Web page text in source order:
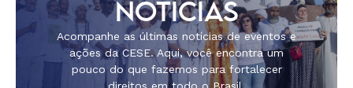
NOTÍCIAS
Acompanhe as últimas notícias de eventos e
ações da CESE. Aqui, você encontra um
pouco do que fazemos para fortalecer